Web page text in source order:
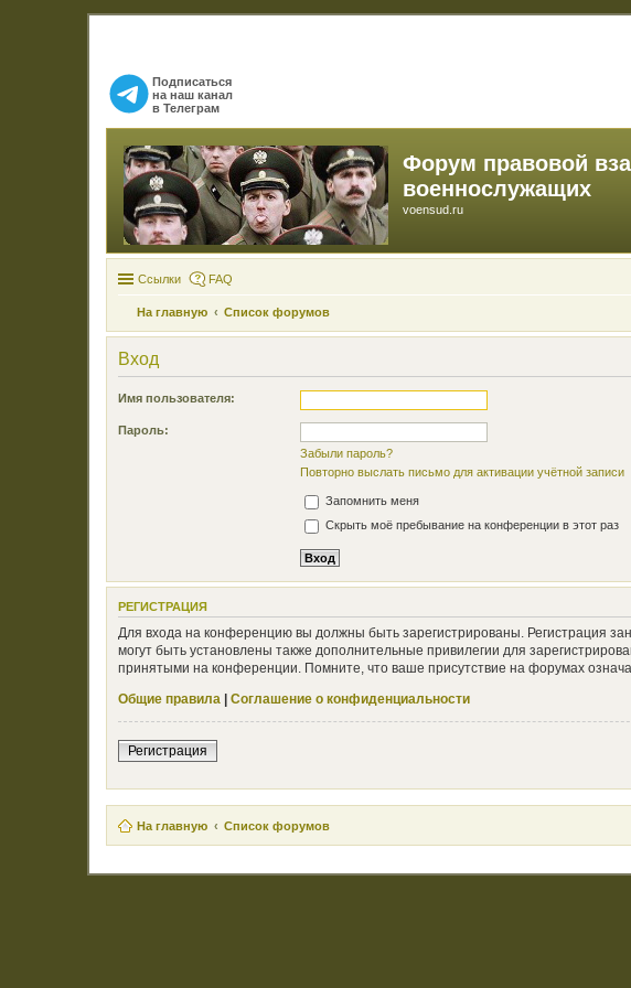
Подписаться
на наш канал
в Телеграм
Форум правовой
военнослужащих
voensud.ru
Ссылки FAQ
На главную Список форумов
Вход
Имя пользователя:
Пароль:
Забыли пароль?
Повторно выслать письмо для активации учётной записи
Запомнить меня
Скрыть моё пребывание на конференции в этот раз
РЕГИСТРАЦИЯ
Для входа на конференцию вы должны быть зарегистрированы. Регистрация
могут быть установлены также дополнительные привилегии для
принятыми на конференции. Помните, что ваше присутствие на форумах
Общие правила | Соглашение о конфиденциальности
Регистрация
На главную Список форумов